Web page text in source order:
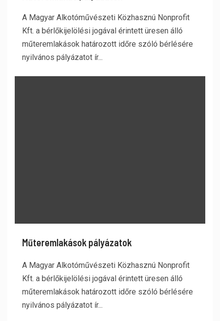
A Magyar Alkotóművészeti Közhasznú Nonprofit
Kft. a bérlőkijelölési jogával érintett üresen álló
műteremlakások határozott időre szóló bérlésére
nyilvános pályázatot ír...
Műteremlakások pályázatok
A Magyar Alkotóművészeti Közhasznú Nonprofit
Kft. a bérlőkijelölési jogával érintett üresen álló
műteremlakások határozott időre szóló bérlésére
nyilvános pályázatot ír...